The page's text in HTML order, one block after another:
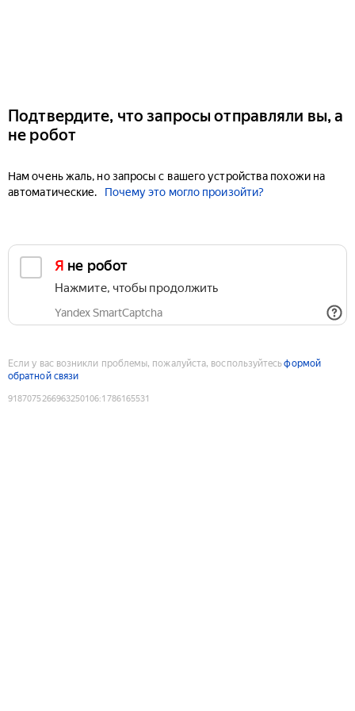
Подтвердите, что запросы отправляли вы, а
не робот
Нам очень жаль, но запросы с вашего устройства похожи на
автоматические.
Почему это могло произойти?
Я не робот
Нажмите, чтобы продолжить
Yandex SmartCaptcha
Если у вас возникли проблемы, пожалуйста, воспользуйтесьформой
обратной связи
9187075266963250106:1786165531